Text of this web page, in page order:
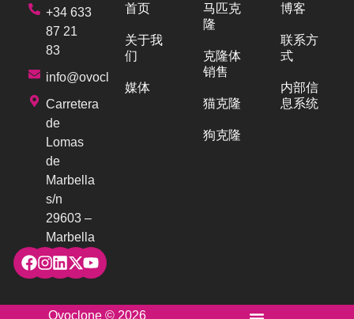
+34 633
87 21
83
info@ovoclone.com
Carretera
de
Lomas
de
Marbella
s/n
29603 –
Marbella
首页
关于我
们
媒体
马匹克
隆
克隆体
销售
猫克隆
狗克隆
博客
联系方
式
内部信
息系统
Ovoclone © 2026